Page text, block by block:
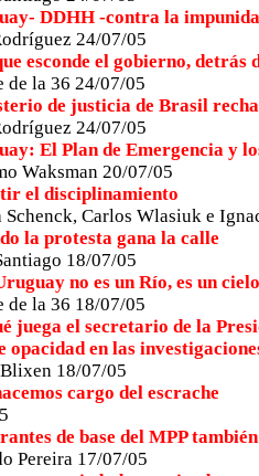
DDHH -contra la
24/07/05
esconde el gobierno, detrás
de la 36 24/07/05
de justicia de Brasil
24/07/05
El Plan de Emergencia y
Waksman 20/07/05
el disciplinamiento
Schenck, Carlos Wlasiuk e
la protesta gana la calle
18/07/05
no es un Río, es un
de la 36 18/07/05
juega el secretario de la
opacidad en las
18/07/05
cargo del escrache
de base del MPP
Pereira 17/07/05